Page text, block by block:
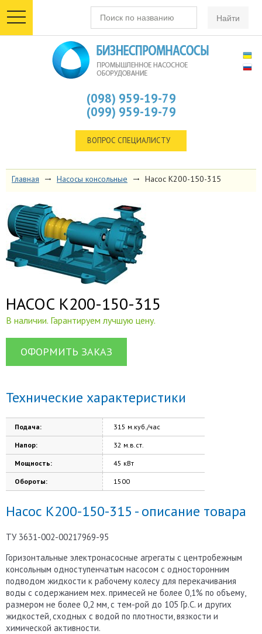
toggle
navigation
(098) 959-19-79
(099) 959-19-79
ВОПРОС СПЕЦИАЛИСТУ
Главная Насосы консольные Насос К200-150-315
НАСОС К200-150-315
В наличии. Гарантируем лучшую цену.
ОФОРМИТЬ ЗАКАЗ
Технические характеристики
Подача: 315 м.куб./час
Напор: 32 м.в.ст.
Мощность: 45 кВт
Обороты: 1500
Насос К200-150-315 - описание товара
ТУ 3631-002-00217969-95
Горизонтальные электронасосные агрегаты с центробежным
консольным одноступенчатым насосом с односторонним
подводом жидкости к рабочему колесу для перекачивания
воды с содержанием мех. примесей не более 0,1% по объему,
размером не более 0,2 мм, с тем-рой до 105 Гр.С. и других
жидкостей, сходных с водой по плотности, вязкости и
химической активности.